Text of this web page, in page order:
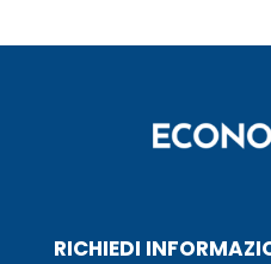
RICHIEDI